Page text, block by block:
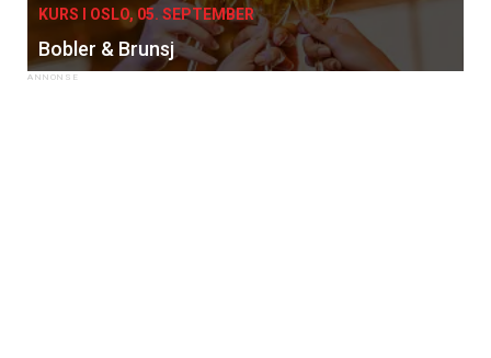
KURS I OSLO, 05. SEPTEMBER
Bobler & Brunsj